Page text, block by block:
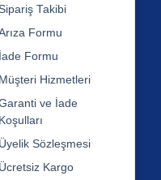
Takibi
Formu
İade Formu
Müşteri Hizmetleri
ve İade
Koşulları
Üyelik Sözleşmesi
Ücretsiz Kargo